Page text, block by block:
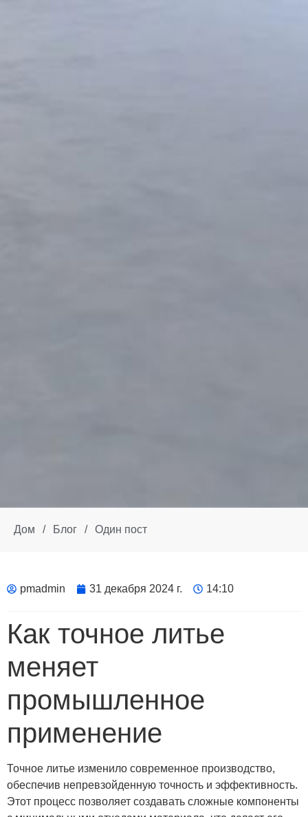
Дом / Блог / Один пост
pmadmin 31 декабря 2024 г. 14:10
Как точное литье
меняет
промышленное
применение
Точное литье изменило современное производство,
обеспечив непревзойденную точность и эффективность.
Этот процесс позволяет создавать сложные компоненты